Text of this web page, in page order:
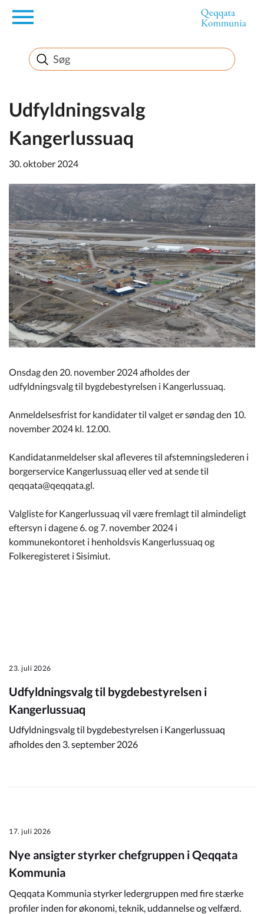
en
Borger
Erhverv
Politik
Selvbetjening
Kommuneplan
Om Kommunen
Udfyldningsvalg
Kangerlussuaq
30. oktober 2024
Onsdag den 20. november 2024 afholdes der
udfyldningsvalg til bygdebestyrelsen i Kangerlussuaq.
Anmeldelsesfrist for kandidater til valget er søndag den 10.
november 2024 kl. 12.00.
Kandidatanmeldelser skal afleveres til afstemningslederen i
borgerservice Kangerlussuaq eller ved at sende til
qeqqata@qeqqata.gl.
Valgliste for Kangerlussuaq vil være fremlagt til almindeligt
eftersyn i dagene 6. og 7. november 2024 i
kommunekontoret i henholdsvis Kangerlussuaq og
Folkeregisteret i Sisimiut.
23. juli 2026
Udfyldningsvalg til bygdebestyrelsen i
Kangerlussuaq
Udfyldningsvalg til bygdebestyrelsen i Kangerlussuaq
afholdes den 3. september 2026
17. juli 2026
Nye ansigter styrker chefgruppen i Qeqqata
Kommunia
Qeqqata Kommunia styrker ledergruppen med fire stærke
profiler inden for økonomi, teknik, uddannelse og velfærd.